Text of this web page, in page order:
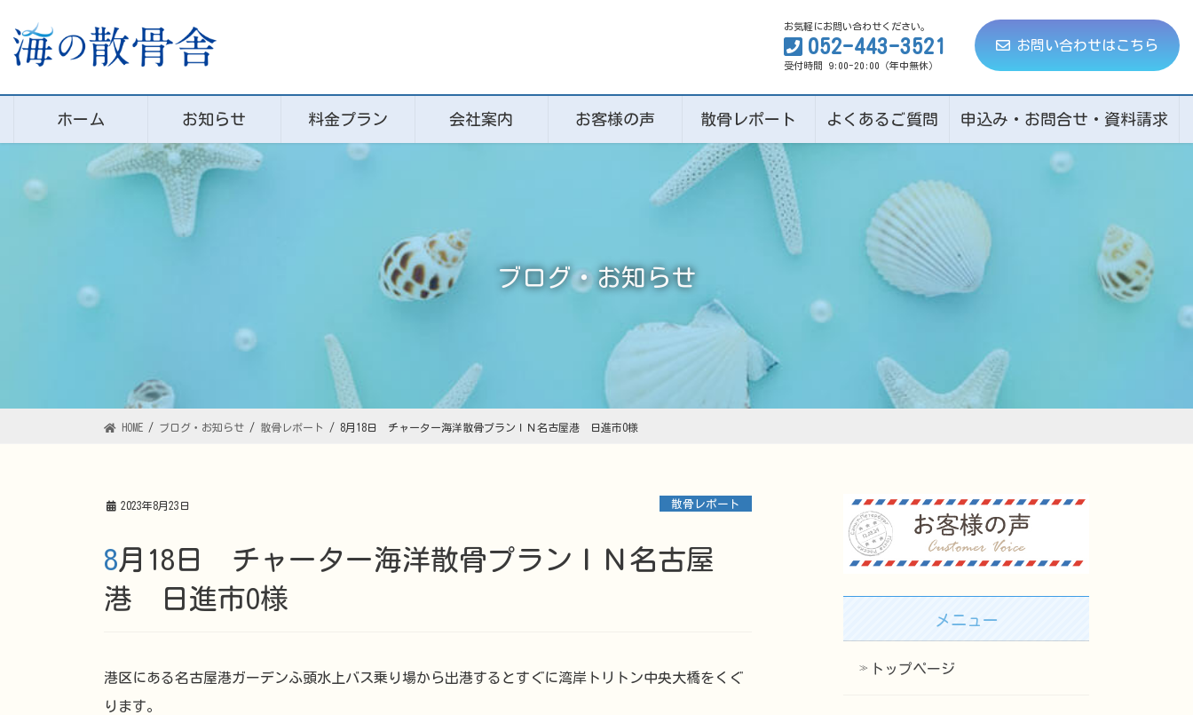
ツ
シ
お気軽にお問い合わせください。
052-443-3521
受付時間 9:00-20:00（年中無休）
お問い合わせはこちら
ホーム お知らせ 料金プラン 会社案内 お客様の声 散骨レポート よくあるご質問 申込み・お問合せ・資料請求
ブログ・お知らせ
HOME ブログ・お知らせ 散骨レポート 8月18日 チャーター海洋散骨プランＩＮ名古屋港 日進市O様
2023年8月23日 散骨レポート
8月18日 チャーター海洋散骨プランＩＮ名古屋
港 日進市O様
港区にある名古屋港ガーデンふ頭水上バス乗り場から出港するとすぐに湾岸トリトン中央大橋をくぐ
ります。
メニュー
トップページ